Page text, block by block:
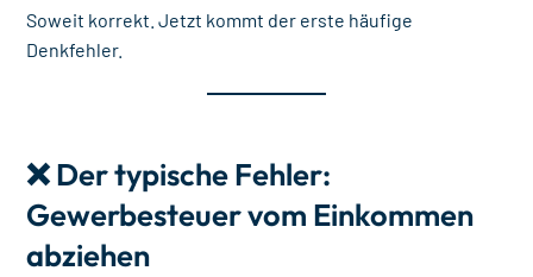
Soweit korrekt. Jetzt kommt der erste häufige
Denkfehler.
❌ Der typische Fehler:
Gewerbesteuer vom Einkommen
abziehen